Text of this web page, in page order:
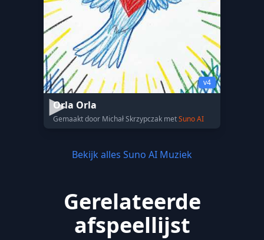
v4
Orla Orla
Gemaakt door Michał Skrzypczak metSuno AI
Bekijk alles Suno AI Muziek
Gerelateerde
afspeellijst